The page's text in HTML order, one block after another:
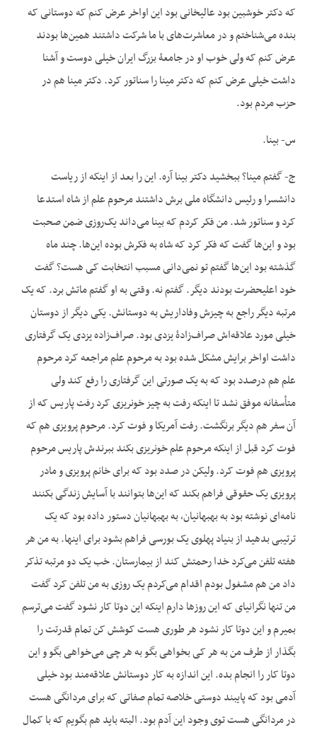
که دکتر خوشبین بود عالیخانی بود این اواخر عرض کنم که دوستانی که
بنده می‌شناختم و در معاشرت‌های با ما شرکت داشتند همین‌ها بودند
عرض کنم که ولی خوب او در جامعۀ بزرگ ایران خیلی دوست و آشنا
داشت خیلی عرض کنم که دکتر مینا را سناتور کرد. دکتر مینا هم در
حزب مردم بود.
س- بینا.
ج- گفتم مینا؟ ببخشید دکتر بینا آره. این را بعد از این‏که از ریاست
دانشسرا و رئیس دانشگاه ملی برش داشتند مرحوم علم از شاه استدعا
کرد و سناتور شد. من فکر کردم که بینا می‌داند یک‌روزی ضمن صحبت
بود و این‌ها گفت که فکر کرد که شاه به فکرش بوده این‌ها. چند ماه
گذشته بود این‌ها گفتم تو نمی‌دانی مسبب انتخابت کی هست؟ گفت
خود اعلی‏حضرت بودند دیگر. گفتم نه. وقتی به او گفتم ماتش برد. که یک
مرتبه دیگر راجع به چیزش وفاداریش به دوستانش. یکی دیگر از دوستان
خیلی مورد علاقه‌اش صراف‌زادۀ یزدی بود. صراف‌زاده یزدی یک گرفتاری
داشت اواخر برایش مشکل شده بود به مرحوم علم مراجعه کرد مرحوم
علم هم درصدد بود که به یک صورتی این گرفتاری را رفع کند ولی
متأسفانه موفق نشد تا این‏که رفت به چیز خونریزی کرد رفت پاریس که از
آن سفر هم دیگر برنگشت. رفت آمریکا و فوت کرد. مرحوم پرویزی هم که
فوت کرد قبل از این‏که مرحوم علم خونریزی بکند ببرندش پاریس مرحوم
پرویزی هم فوت کرد. ولیکن در صدد بود که برای خانم پرویزی و مادر
پرویزی یک حقوقی فراهم بکند که این‌ها بتوانند با آسایش زندگی بکنند
نامه‌ای نوشته بود به بهبهانیان، به بهبهانیان دستور داده بود که یک
ترتیبی بدهید از بنیاد پهلوی یک بورسی فراهم بشود برای این‏ها. به من هر
هفته تلفن می‌کرد خدا رحمتش کند از بیمارستان. خب یک دو مرتبه تذکر
داد من هم مشغول بودم اقدام می‌کردم یک روزی به من تلفن کرد گفت
من تنها نگرانی‏ای‏ که این روزها دارم این‏که این دوتا کار نشود گفت می‌ترسم
بمیرم و این دوتا کار نشود هر طوری هست کوشش کن تمام قدرتت را
بگذار از طرف من به هر کی بخواهی بگو به هر چی می‌خواهی بگو و این
دوتا کار را انجام بده. این اندازه به کار دوستانش علاقه‌مند بود خیلی
آدمی بود که پایبند دوستی خلاصه تمام صفاتی که برای مردانگی هست
در مردانگی هست توی وجود این آدم بود. البته باید هم بگویم که با کمال